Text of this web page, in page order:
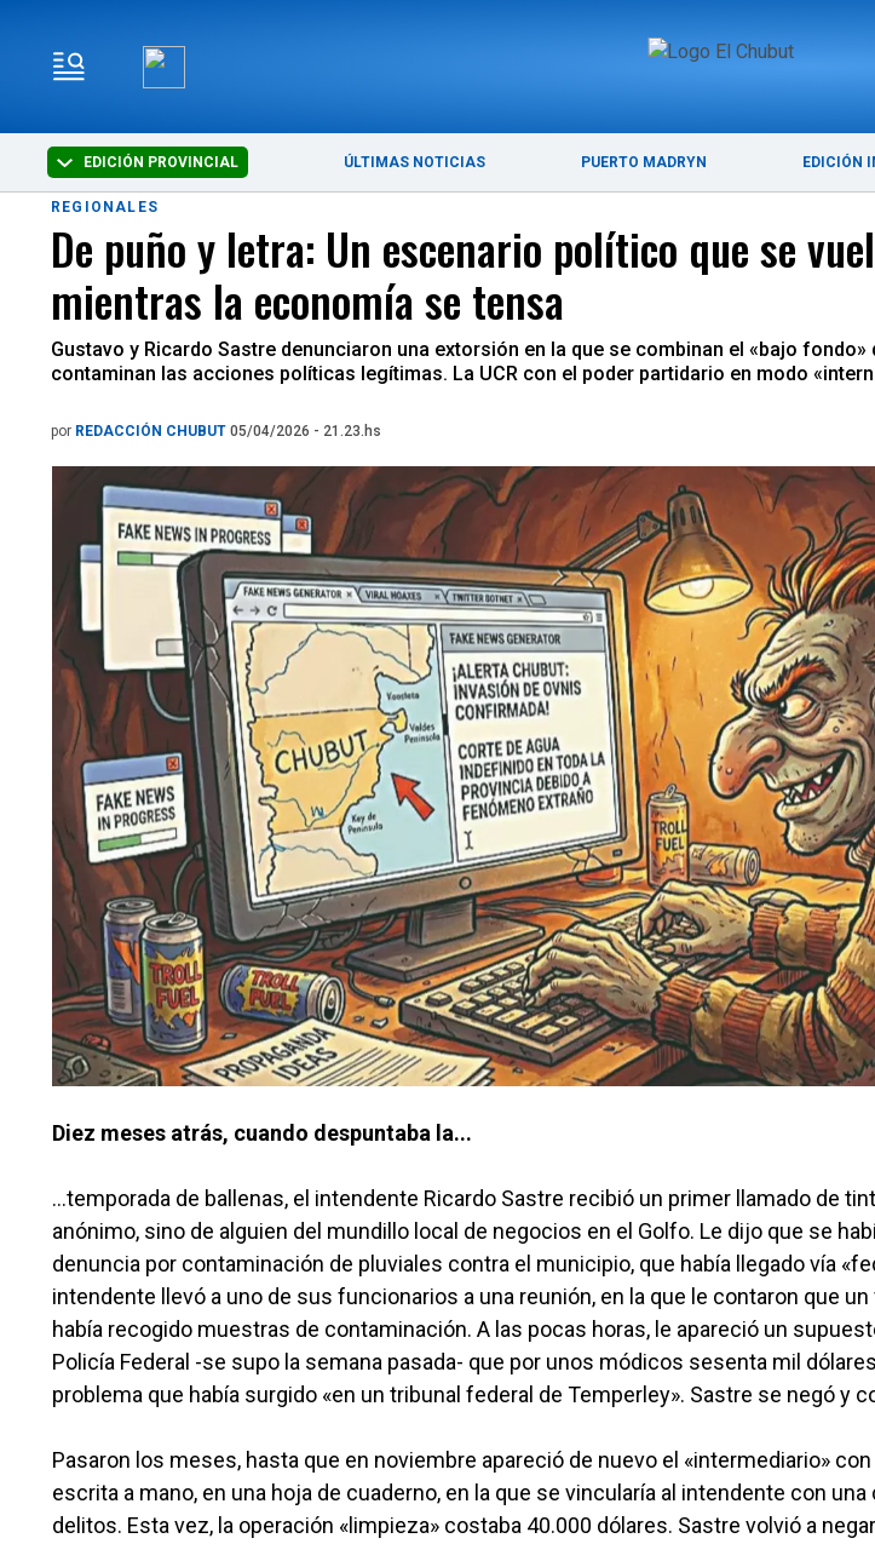
EDICIÓN PROVINCIAL ÚLTIMAS NOTICIAS PUERTO MADRYN EDICIÓN
ÚLTIMAS
REGIONALES
De puño y letra: Un escenario político que se
mientras la economía se tensa
Gustavo y Ricardo Sastre denunciaron una extorsión en la que se combinan el «bajo
contaminan las acciones políticas legítimas. La UCR con el poder partidario en modo
por REDACCIÓN CHUBUT 05/04/2026 - 21.23.hs
Diez meses atrás, cuando despuntaba la...
...temporada de ballenas, el intendente Ricardo Sastre recibió un primer llamado de
anónimo, sino de alguien del mundillo local de negocios en el Golfo. Le dijo que se
denuncia por contaminación de pluviales contra el municipio, que había llegado vía
intendente llevó a uno de sus funcionarios a una reunión, en la que le contaron que
había recogido muestras de contaminación. A las pocas horas, le apareció un
Policía Federal -se supo la semana pasada- que por unos módicos sesenta mil
problema que había surgido «en un tribunal federal de Temperley». Sastre se negó y
Pasaron los meses, hasta que en noviembre apareció de nuevo el «intermediario»
escrita a mano, en una hoja de cuaderno, en la que se vincularía al intendente con
delitos. Esta vez, la operación «limpieza» costaba 40.000 dólares. Sastre volvió a